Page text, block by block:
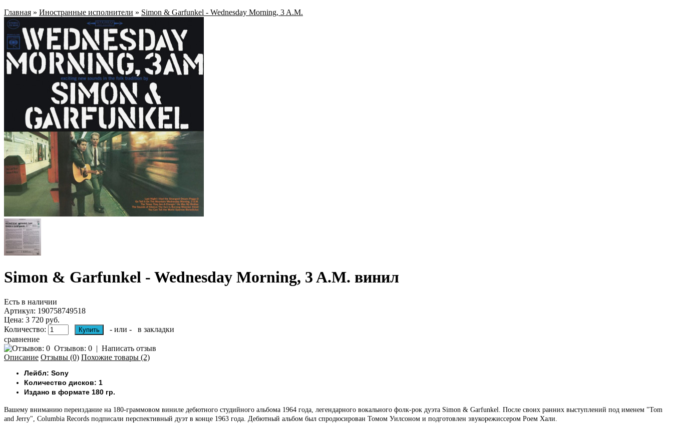
Главная » Иностранные исполнители » Simon & Garfunkel - Wednesday Morning, 3 A.M.
Simon & Garfunkel - Wednesday Morning, 3 A.M. винил
Есть в наличии
Артикул: 190758749518
Цена: 3 720 руб.
Количество:
- или -
в закладки
сравнение
Отзывов: 0 | Написать отзыв
Описание Отзывы (0) Похожие товары (2)
Лейбл: Sony
Количество дисков: 1
Издано в формате 180 гр.
Вашему вниманию переиздание на 180-граммовом виниле дебютного студийного альбома 1964 года, легендарного вокального фолк-рок дуэта Simon & Garfunkel. После своих ранних выступлений под именем "Tom
and Jerry", Columbia Records подписали перспективный дуэт в конце 1963 года. Дебютный альбом был спродюсирован Томом Уилсоном и подготовлен звукорежиссером Роем Хали.